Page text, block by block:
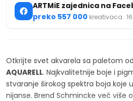
ARTMiE zajednica na
preko 557 000 kreativaca ·
Otkrijte svet akvarela sa paletom
AQUARELL. Najkvalitetnije boje i
stvaranje širokog spektra boja koje
nijanse. Brend Schmincke već više